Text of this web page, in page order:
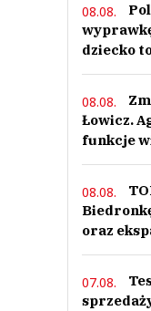
08.08.
dziecko
08.08.
Łowicz.
funkcje
08.08.
oraz
07.08.